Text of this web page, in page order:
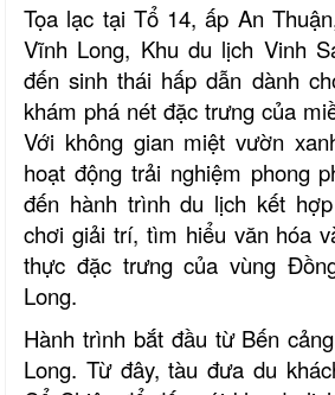
Tọa lạc tại Tổ 14, ấp An
Vĩnh Long, Khu du lịch Vinh
đến sinh thái hấp dẫn dành
khám phá nét đặc trưng của
Với không gian miệt vườn
hoạt động trải nghiệm phong
đến hành trình du lịch kết
chơi giải trí, tìm hiểu văn hóa
thực đặc trưng của vùng
Long.
Hành trình bắt đầu từ Bến
Long. Từ đây, tàu đưa du